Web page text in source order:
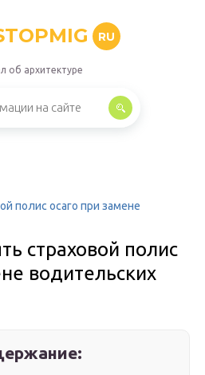
RU
об архитектуре
полис осаго при замене
страховой полис
водительских